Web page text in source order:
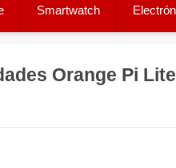
Smartwatch
Orange Pi